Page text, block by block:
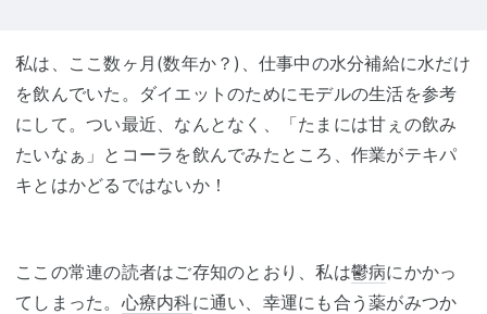
私は、ここ数ヶ月(数年か？)、仕事中の水分補給に水だけ
を飲んでいた。ダイエットのためにモデルの生活を参考
にして。つい最近、なんとなく、「たまには甘ぇの飲み
たいなぁ」とコーラを飲んでみたところ、作業がテキパ
キとはかどるではないか！
ここの常連の読者はご存知のとおり、私は鬱病にかかっ
てしまった。 心療内科に通い、幸運にも合う薬がみつか